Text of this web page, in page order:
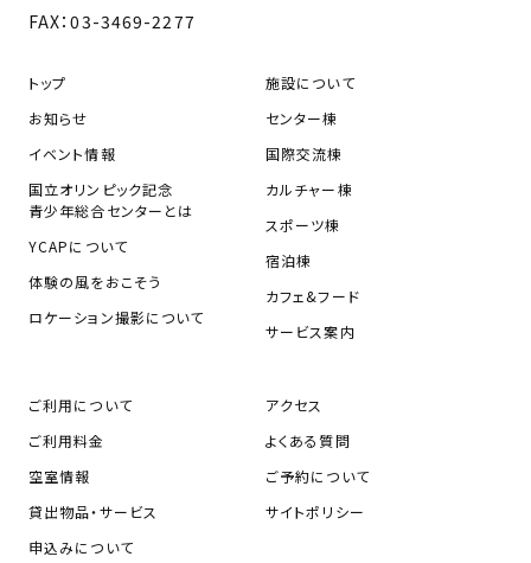
FAX：03-3469-2277
トップ
お知らせ
イベント情報
国立オリンピック記念
青少年総合センターとは
YCAPについて
体験の風をおこそう
ロケーション撮影について
施設について
センター棟
国際交流棟
カルチャー棟
スポーツ棟
宿泊棟
カフェ&フード
サービス案内
ご利用について
ご利用料金
空室情報
貸出物品・サービス
申込みについて
アクセス
よくある質問
ご予約について
サイトポリシー